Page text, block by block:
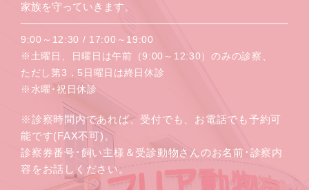
家族を守っていきます。
9:00～12:30 / 17:00～19:00
※土曜日、日曜日は午前（9:00～12:30）のみの診察、
ただし第3，5日曜日は終日休診
※水曜･祝日休診
※診察時間内であれば、受付でも、お電話でも予約可
能です(FAX不可)。
診察券番号･飼い主様＆受診動物さんのお名前･診察内
容をお話しください。